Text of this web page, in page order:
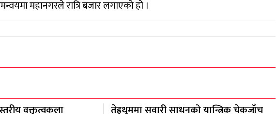
महानगरले रात्रि बजार लगाएको हो ।
वक्तृत्वकला
तेह्रथुममा सवारी साधनको यान्त्रिक चेकजाँच